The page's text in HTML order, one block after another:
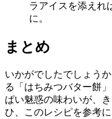
ラアイスを添えれ
に。
まとめ
いかがでしたでしょう
る「はちみつバター餅
ぱい魅惑の味わいが、
ひ、このレシピを参考